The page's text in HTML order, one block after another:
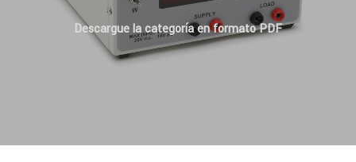
Descargue la categoría en formato PDF